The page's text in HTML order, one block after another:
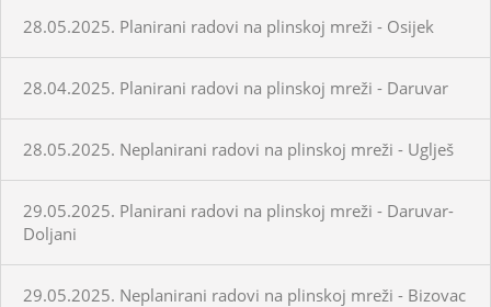
28.05.2025. Planirani radovi na plinskoj mreži - Osijek
28.04.2025. Planirani radovi na plinskoj mreži - Daruvar
28.05.2025. Neplanirani radovi na plinskoj mreži - Uglješ
29.05.2025. Planirani radovi na plinskoj mreži - Daruvar-
Doljani
29.05.2025. Neplanirani radovi na plinskoj mreži - Bizovac